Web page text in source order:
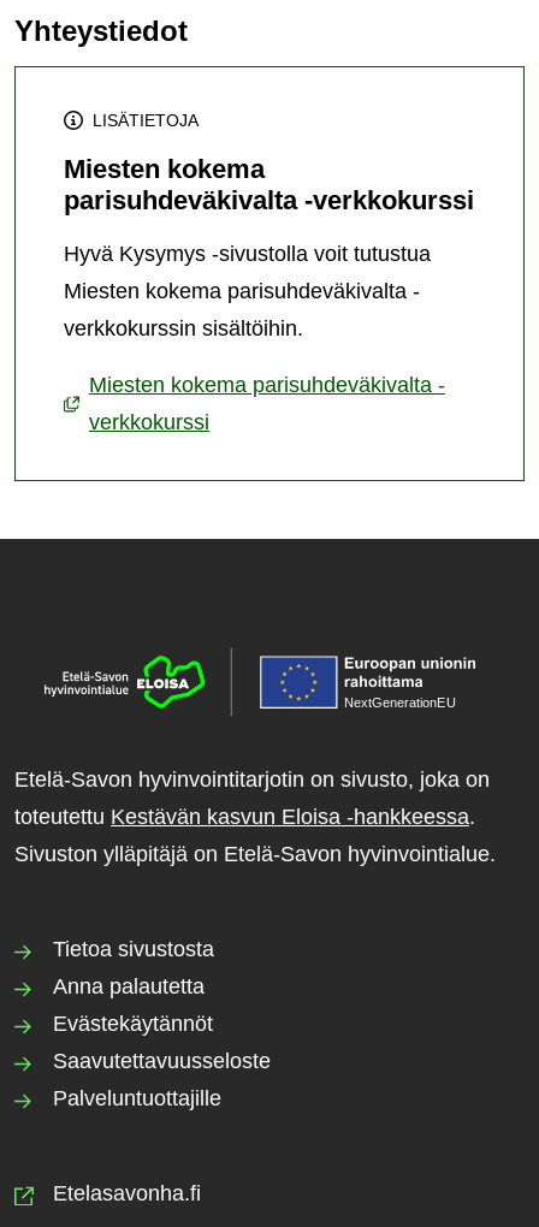
Yhteystiedot
LISÄTIETOJA
Miesten kokema
parisuhdeväkivalta -verkkokurssi
Hyvä Kysymys -sivustolla voit tutustua
Miesten kokema parisuhdeväkivalta -
verkkokurssin sisältöihin.
Miesten kokema parisuhdeväkivalta -
verkkokurssi
NextGenerationEU
Etelä-Savon hyvinvointitarjotin on sivusto, joka on
toteutettu Kestävän kasvun Eloisa -hankkeessa.
Sivuston ylläpitäjä on Etelä-Savon hyvinvointialue.
Tietoa sivustosta
Anna palautetta
Evästekäytännöt
Saavutettavuusseloste
Palveluntuottajille
Etelasavonha.fi